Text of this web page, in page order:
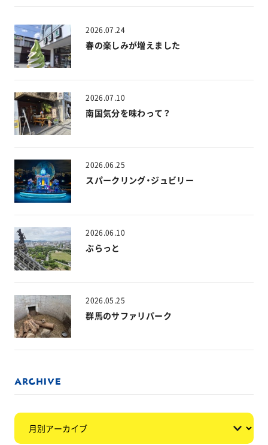
2026.07.24
春の楽しみが増えました
2026.07.10
南国気分を味わって？
2026.06.25
スパークリング・ジュビリー
2026.06.10
ぶらっと
2026.05.25
群馬のサファリパーク